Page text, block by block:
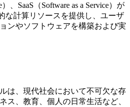
）、SaaS（Software as a Service）が
な計算リソースを提供し、ユーザ
ンやソフトウェアを構築および実
は、現代社会において不可欠な存
ス、教育、個人の日常生活など、